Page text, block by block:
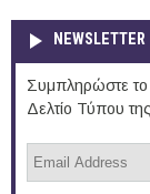
NEWSLETTER
Συμπληρώστε το
Δελτίο Τύπου